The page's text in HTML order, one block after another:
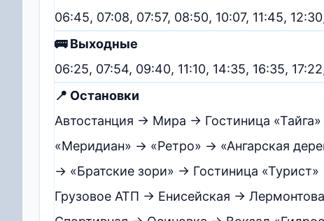
06:45, 07:08, 07:57, 08:50, 10:07, 11:45,
🚌 Выходные
06:25, 07:54, 09:40, 11:10, 14:35, 16:35,
📍 Остановки
Автостанция → Мира → Гостиница
«Меридиан» → «Ретро» → «Ангарская
→ «Братские зори» → Гостиница
Грузовое АТП → Енисейская →